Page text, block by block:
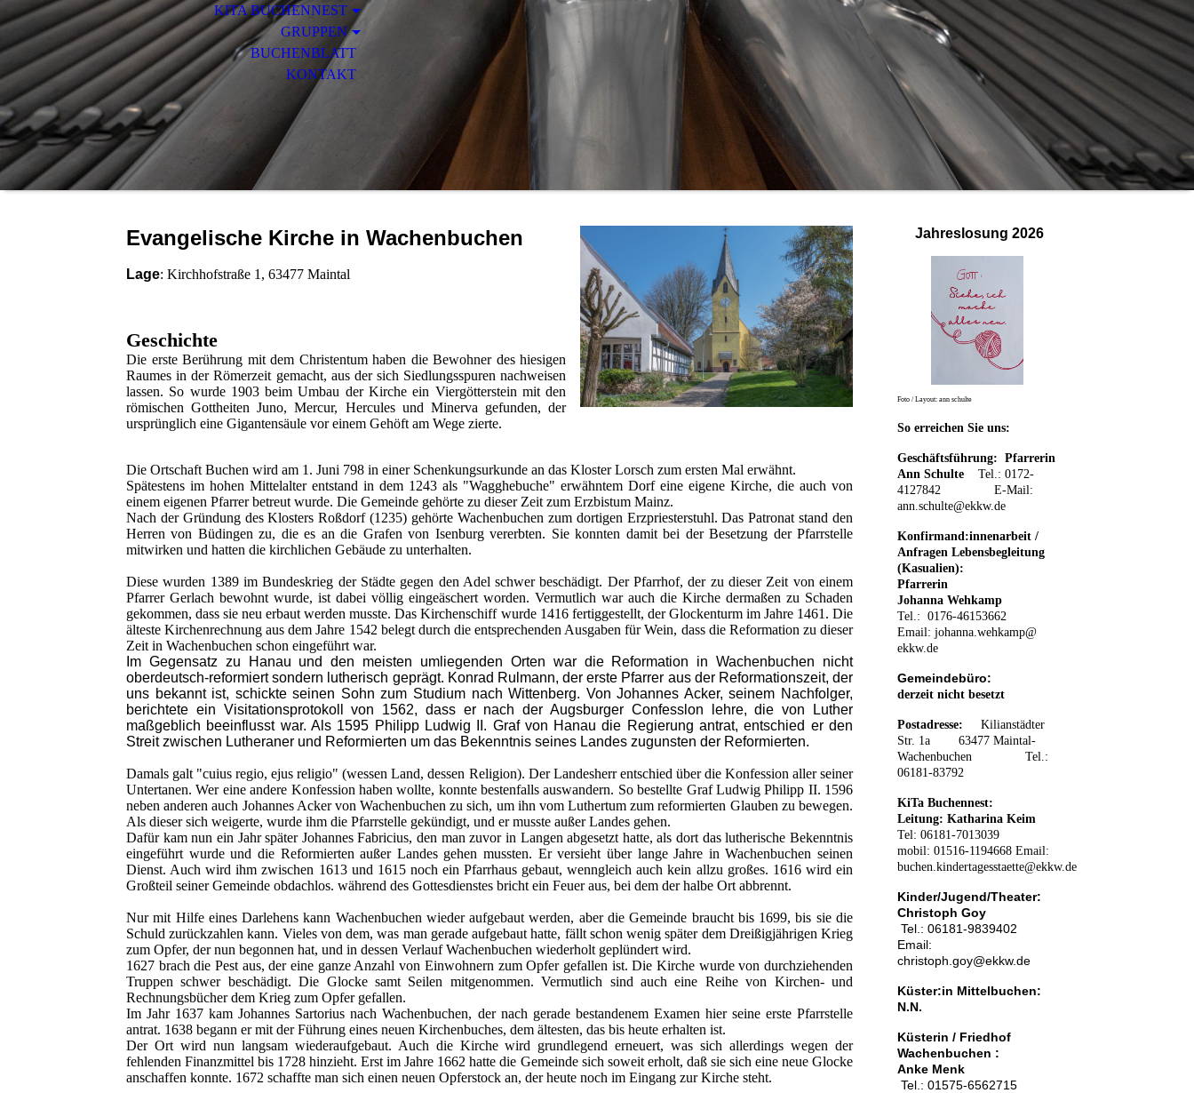
KITA BUCHENNEST
GRUPPEN
BUCHENBLATT
KONTAKT
Evangelische Kirche in Wachenbuchen
Lage: Kirchhofstraße 1, 63477 Maintal
Geschichte
Die erste Berührung mit dem Christentum haben die Bewohner des hiesigen
Raumes in der Römerzeit gemacht, aus der sich Siedlungsspuren nachweisen
lassen. So wurde 1903 beim Umbau der Kirche ein Viergötterstein mit den
römischen Gottheiten Juno, Mercur, Hercules und Minerva gefunden, der
ursprünglich eine Gigantensäule vor einem Gehöft am Wege zierte.
Die Ortschaft Buchen wird am 1. Juni 798 in einer Schenkungsurkunde an das Kloster Lorsch zum ersten Mal erwähnt.
Spätestens im hohen Mittelalter entstand in dem 1243 als "Wagghebuche" erwähntem Dorf eine eigene Kirche, die auch von
einem eigenen Pfarrer betreut wurde. Die Gemeinde gehörte zu dieser Zeit zum Erzbistum Mainz.
Nach der Gründung des Klosters Roßdorf (1235) gehörte Wachenbuchen zum dortigen Erzpriesterstuhl. Das Patronat stand den
Herren von Büdingen zu, die es an die Grafen von Isenburg vererbten. Sie konnten damit bei der Besetzung der Pfarrstelle
mitwirken und hatten die kirchlichen Gebäude zu unterhalten.
Diese wurden 1389 im Bundeskrieg der Städte gegen den Adel schwer beschädigt. Der Pfarrhof, der zu dieser Zeit von einem
Pfarrer Gerlach bewohnt wurde, ist dabei völlig eingeäschert worden. Vermutlich war auch die Kirche dermaßen zu Schaden
gekommen, dass sie neu erbaut werden musste. Das Kirchenschiff wurde 1416 fertiggestellt, der Glockenturm im Jahre 1461. Die
älteste Kirchenrechnung aus dem Jahre 1542 belegt durch die entsprechenden Ausgaben für Wein, dass die Reformation zu dieser
Zeit in Wachenbuchen schon eingeführt war.
Im Gegensatz zu Hanau und den meisten umliegenden Orten war die Reformation in Wachenbuchen nicht
oberdeutsch-reformiert sondern lutherisch geprägt. Konrad Rulmann, der erste Pfarrer aus der Reformationszeit, der
uns bekannt ist, schickte seinen Sohn zum Studium nach Wittenberg. Von Johannes Acker, seinem Nachfolger,
berichtete ein Visitationsprotokoll von 1562, dass er nach der Augsburger Confesslon lehre, die von Luther
maßgeblich beeinflusst war. Als 1595 Philipp Ludwig II. Graf von Hanau die Regierung antrat, entschied er den
Streit zwischen Lutheraner und Reformierten um das Bekenntnis seines Landes zugunsten der Reformierten.
Damals galt "cuius regio, ejus religio" (wessen Land, dessen Religion). Der Landesherr entschied über die Konfession aller seiner
Untertanen. Wer eine andere Konfession haben wollte, konnte bestenfalls auswandern. So bestellte Graf Ludwig Philipp II. 1596
neben anderen auch Johannes Acker von Wachenbuchen zu sich, um ihn vom Luthertum zum reformierten Glauben zu bewegen.
Als dieser sich weigerte, wurde ihm die Pfarrstelle gekündigt, und er musste außer Landes gehen.
Dafür kam nun ein Jahr später Johannes Fabricius, den man zuvor in Langen abgesetzt hatte, als dort das lutherische Bekenntnis
eingeführt wurde und die Reformierten außer Landes gehen mussten. Er versieht über lange Jahre in Wachenbuchen seinen
Dienst. Auch wird ihm zwischen 1613 und 1615 noch ein Pfarrhaus gebaut, wenngleich auch kein allzu großes. 1616 wird ein
Großteil seiner Gemeinde obdachlos. während des Gottesdienstes bricht ein Feuer aus, bei dem der halbe Ort abbrennt.
Nur mit Hilfe eines Darlehens kann Wachenbuchen wieder aufgebaut werden, aber die Gemeinde braucht bis 1699, bis sie die
Schuld zurückzahlen kann. Vieles von dem, was man gerade aufgebaut hatte, fällt schon wenig später dem Dreißigjährigen Krieg
zum Opfer, der nun begonnen hat, und in dessen Verlauf Wachenbuchen wiederholt geplündert wird.
1627 brach die Pest aus, der eine ganze Anzahl von Einwohnern zum Opfer gefallen ist. Die Kirche wurde von durchziehenden
Truppen schwer beschädigt. Die Glocke samt Seilen mitgenommen. Vermutlich sind auch eine Reihe von Kirchen- und
Rechnungsbücher dem Krieg zum Opfer gefallen.
Im Jahr 1637 kam Johannes Sartorius nach Wachenbuchen, der nach gerade bestandenem Examen hier seine erste Pfarrstelle
antrat. 1638 begann er mit der Führung eines neuen Kirchenbuches, dem ältesten, das bis heute erhalten ist.
Der Ort wird nun langsam wiederaufgebaut. Auch die Kirche wird grundlegend erneuert, was sich allerdings wegen der
fehlenden Finanzmittel bis 1728 hinzieht. Erst im Jahre 1662 hatte die Gemeinde sich soweit erholt, daß sie sich eine neue Glocke
anschaffen konnte. 1672 schaffte man sich einen neuen Opferstock an, der heute noch im Eingang zur Kirche steht.
Jahreslosung 2026
Foto / Layout: ann schulte
So erreichen Sie uns:
Geschäftsführung: Pfarrerin
Ann Schulte Tel.: 0172-
4127842 E-Mail:
ann.schulte@ekkw.de
Konfirmand:innenarbeit /
Anfragen Lebensbegleitung
(Kasualien):
Pfarrerin
Johanna Wehkamp
Tel.: 0176-46153662
Email: johanna.wehkamp@
ekkw.de
Gemeindebüro:
derzeit nicht besetzt
Postadresse: Kilianstädter
Str. 1a 63477 Maintal-
Wachenbuchen Tel.:
06181-83792
KiTa Buchennest:
Leitung: Katharina Keim
Tel: 06181-7013039
mobil: 01516-1194668 Email:
buchen.kindertagesstaette@ekkw.de
Kinder/Jugend/Theater:
Christoph Goy
Tel.: 06181-9839402
Email:
christoph.goy@ekkw.de
Küster:in Mittelbuchen:
N.N.
Küsterin / Friedhof
Wachenbuchen :
Anke Menk
Tel.: 01575-6562715